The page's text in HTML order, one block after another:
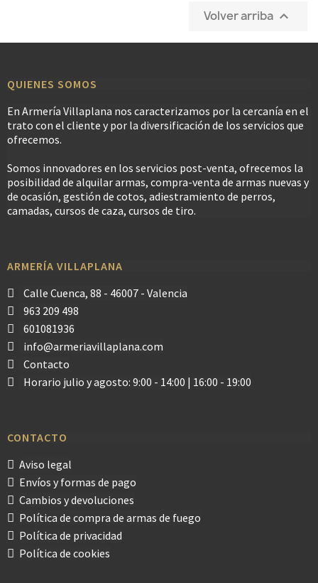
Volver arriba 
QUIENES SOMOS
En Armería Villaplana nos caracterizamos por la cercanía en el
trato con el cliente y por la diversificación de los servicios que
ofrecemos.
Somos innovadores en los servicios post-venta, ofrecemos la
posibilidad de alquilar armas, compra-venta de armas nuevas y
de ocasión, gestión de cotos, adiestramiento de perros,
camadas, cursos de caza, cursos de tiro.
ARMERÍA VILLAPLANA
Calle Cuenca, 88 - 46007 - Valencia
963 209 498
601081936
info@armeriavillaplana.com
Contacto
Horario julio y agosto: 9:00 - 14:00 | 16:00 - 19:00
CONTACTO
Aviso legal
Envíos y formas de pago
Cambios y devoluciones
Política de compra de armas de fuego
Política de privacidad
Política de cookies